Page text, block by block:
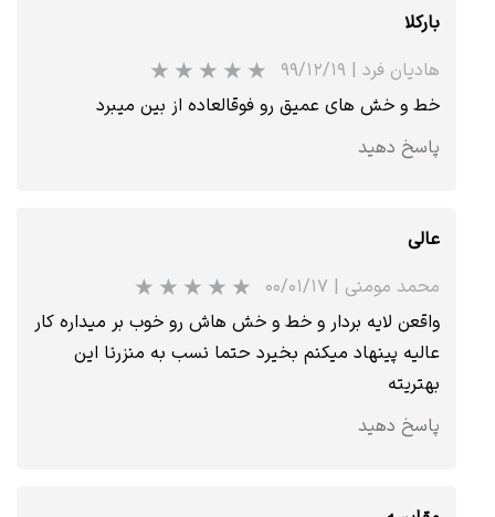
بارکلا
هادیان فرد | ۹۹/۱۲/۱۹
خط و خش های عمیق رو فوقالعاده از بین میبرد
پاسخ دهید
عالی
محمد مومنی | ۰۰/۰۱/۱۷
واقعن لایه بردار و خط و خش هاش رو خوب بر میداره کار
عالیه پینهاد میکنم بخیرد حتما نسب به منزرنا این
بهتریته
پاسخ دهید